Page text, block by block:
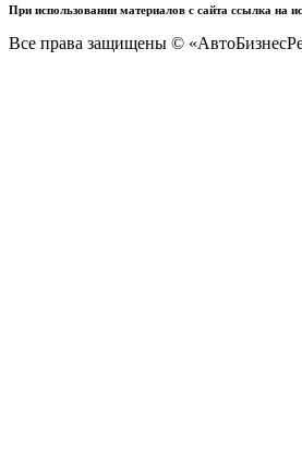
При использовании материалов с сайта ссылка на
Все права защищены ©